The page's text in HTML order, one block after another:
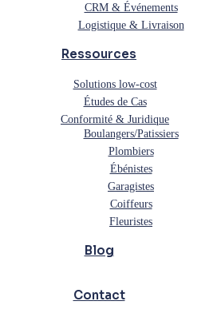
CRM & Événements
Logistique & Livraison
Ressources
Solutions low-cost
Études de Cas
Conformité & Juridique
Boulangers/Patissiers
Plombiers
Ébénistes
Garagistes
Coiffeurs
Fleuristes
Blog
Contact